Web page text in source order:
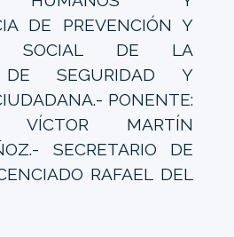
DE PREVENCIÓN Y
SOCIAL DE LA
DE SEGURIDAD Y
PONENTE:
VÍCTOR MARTÍN
SECRETARIO DE
RAFAEL DEL